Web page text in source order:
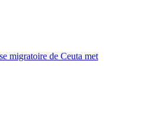
migratoire de Ceuta met